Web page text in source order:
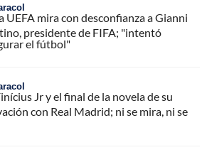
UEFA mira con desconfianza a Gianni
presidente de FIFA; "intentó
el fútbol"
Jr y el final de la novela de su
con Real Madrid; ni se mira, ni se